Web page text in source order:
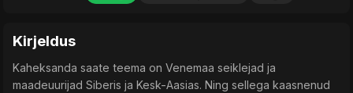
Kirjeldus
Kaheksanda saate teema on Venemaa seiklejad ja
maadeuurijad Siberis ja Kesk-Aasias. Ning sellega kaasnenud